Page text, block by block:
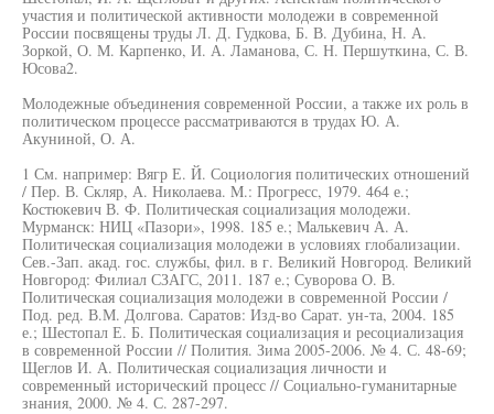
участия и политической активности молодежи в современной
России посвящены труды Л. Д. Гудкова, Б. В. Дубина, Н. А.
Зоркой, О. М. Карпенко, И. А. Ламанова, С. Н. Першуткина, С. В.
Юсова2.
Молодежные объединения современной России, а также их роль в
политическом процессе рассматриваются в трудах Ю. А.
Акуниной, О. А.
1 См. например: Вягр Е. Й. Социология политических отношений
/ Пер. В. Скляр, А. Николаева. M.: Прогресс, 1979. 464 е.;
Костюкевич В. Ф. Политическая социализация молодежи.
Мурманск: НИЦ «Пазори», 1998. 185 е.; Малькевич А. А.
Политическая социализация молодежи в условиях глобализации.
Сев.-Зап. акад. гос. службы, фил. в г. Великий Новгород. Великий
Новгород: Филиал СЗАГС, 2011. 187 е.; Суворова О. В.
Политическая социализация молодежи в современной России /
Под. ред. В.М. Долгова. Саратов: Изд-во Сарат. ун-та, 2004. 185
е.; Шестопал Е. Б. Политическая социализация и ресоциализация
в современной России // Полития. Зима 2005-2006. № 4. С. 48-69;
Щеглов И. А. Политическая социализация личности и
современный исторический процесс // Социально-гуманитарные
знания, 2000. № 4. С. 287-297.